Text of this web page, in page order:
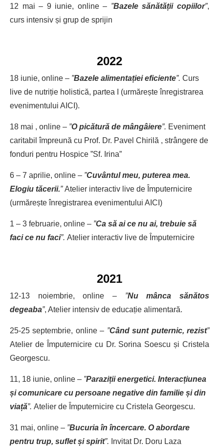
12 mai – 9 iunie, online – ”Bazele sănătății copiilor”,
curs intensiv și grup de sprijin
2022
18 iunie, online – ”Bazele alimentației eficiente”. Curs
live de nutriție holistică, partea I (urmărește înregistrarea
evenimentului AICI).
18 mai , online – ”O picătură de mângâiere”. Eveniment
caritabil împreună cu Prof. Dr. Pavel Chirilă , strângere de
fonduri pentru Hospice ”Sf. Irina”
6 – 7 aprilie, online – ”Cuvântul meu, puterea mea.
Elogiu tăcerii.”Atelier interactiv live de Împuternicire
(urmărește înregistrarea evenimentului AICI)
1 – 3 februarie, online – ”Ca să ai ce nu ai, trebuie să
faci ce nu faci”. Atelier interactiv live de Împuternicire
2021
12-13 noiembrie, online – ”Nu mânca sănătos
degeaba”, Atelier intensiv de educație alimentară.
25-25 septembrie, online – ”Când sunt puternic, rezist”
Atelier de Împuternicire cu Dr. Sorina Soescu și Cristela
Georgescu.
11, 18 iunie, online – ”Paraziții energetici. Interacțiunea
și comunicare cu persoane negative din familie și din
viață”. Atelier de Împuternicire cu Cristela Georgescu.
31 mai, online – ”Bucuria în încercare. O abordare
pentru trup, suflet și spirit”. Invitat Dr. Doru Laza